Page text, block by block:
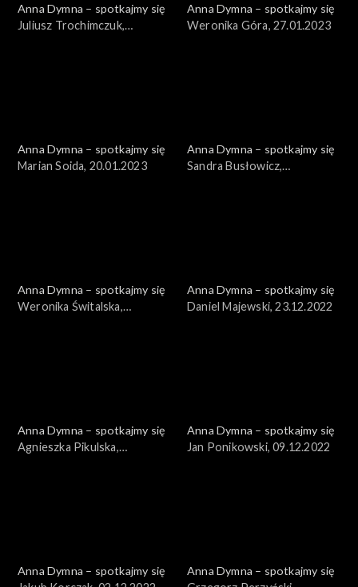
Anna Dymna – spotkajmy się
Juliusz Trochimczuk,
Anna Dymna – spotkajmy się
Weronika Góra, 27.01.2023
Anna Dymna – spotkajmy się
Marian Soida, 20.01.2023
Anna Dymna – spotkajmy się
Sandra Busłowicz,
Anna Dymna – spotkajmy się
Weronika Świtalska,
Anna Dymna – spotkajmy się
Daniel Majewski, 23.12.2022
Anna Dymna – spotkajmy się
Agnieszka Pikulska,
Anna Dymna – spotkajmy się
Jan Ponikowski, 09.12.2022
Anna Dymna – spotkajmy się
Anna Dymna – spotkajmy się